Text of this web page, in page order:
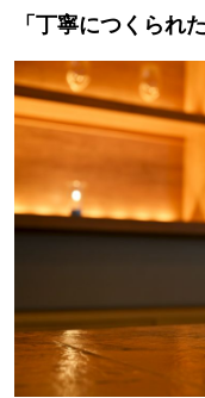
「丁寧につくられ